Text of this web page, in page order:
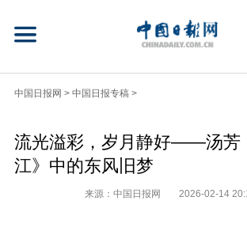
中国日报网 > 中国日报专稿 >
流光溢彩，岁月静好——汤芳
江》中的东风旧梦
来源：中国日报网 2026-02-14